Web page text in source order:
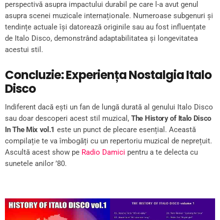
perspectivă asupra impactului durabil pe care l-a avut genul
asupra scenei muzicale internaționale. Numeroase subgenuri și
tendințe actuale își datorează originile sau au fost influențate
de Italo Disco, demonstrând adaptabilitatea și longevitatea
acestui stil.
Concluzie: Experiența Nostalgia Italo
Disco
Indiferent dacă ești un fan de lungă durată al genului Italo Disco
sau doar descoperi acest stil muzical, The History of Italo Disco
In The Mix vol.1 este un punct de plecare esențial. Această
compilație te va îmbogăți cu un repertoriu muzical de neprețuit.
Ascultă acest show pe Radio Damici pentru a te delecta cu
sunetele anilor ’80.